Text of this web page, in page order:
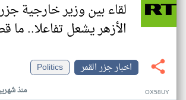
لقاء بين وزير خارجية
الأزهر يشعل تفاعلا.. ما
اخبار جزر القمر
Politics
منذ OX58UY